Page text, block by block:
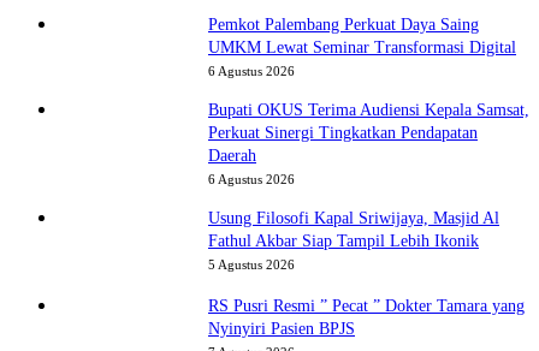
Pemkot Palembang Perkuat Daya Saing
UMKM Lewat Seminar Transformasi Digital
6 Agustus 2026
Bupati OKUS Terima Audiensi Kepala Samsat,
Perkuat Sinergi Tingkatkan Pendapatan
Daerah
6 Agustus 2026
Usung Filosofi Kapal Sriwijaya, Masjid Al
Fathul Akbar Siap Tampil Lebih Ikonik
5 Agustus 2026
RS Pusri Resmi ” Pecat ” Dokter Tamara yang
Nyinyiri Pasien BPJS